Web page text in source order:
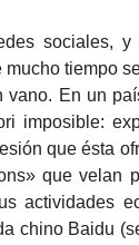
sociales,
tiempo
vano. En un
imposible:
que ésta
que velan
actividades
chino Baidu